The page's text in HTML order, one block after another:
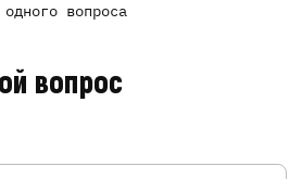
вопроса
вопрос